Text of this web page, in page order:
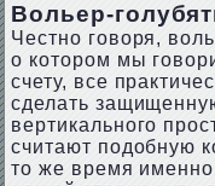
Вольер-
Честно говоря,
о котором мы
счету, все
сделать
вертикального
считают подобную
то же время именно